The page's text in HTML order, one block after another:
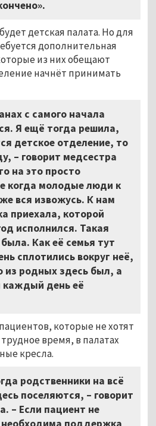
детская палата. Но для
дополнительная
из них обещают
начнёт принимать
с самого начала
Я ещё тогда решила,
детское отделение, то
– говорит медсестра
на это просто
когда молодые люди к
вся извожусь. К нам
приехала, которой
исполнился. Такая
Как её семья тут
сплотились вокруг неё,
из родных здесь был, а
каждый день её
которые не хотят
время, в палатах
кресла.
родственники на всё
поселяются, – говорит
– Если пациент не